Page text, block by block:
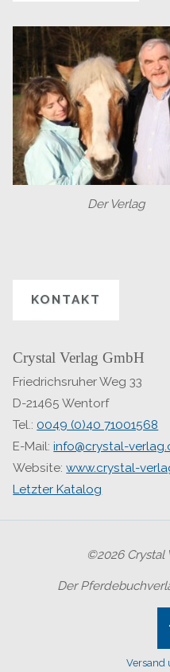
Der Verlag
KONTAKT
Crystal Verlag GmbH
Friedrichsruher Weg 33
D-21465 Wentorf
Tel.: 0049 (0)40 71001568
E-Mail:info@crystal-
Website:www.crystal-
Letzter Katalog
©2026 Crystal
Der
Versand